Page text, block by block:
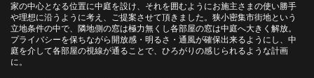
家の中心となる位置に中庭を設け、それを囲むようにお施主さまの使い勝手
や理想に沿うように考え、ご提案させて頂きました。狭小密集市街地という
立地条件の中で、隣地側の窓は極力無くし各部屋の窓は中庭へ大きく解放。
プライバシーを保ちながら開放感・明るさ・通風が確保出来るようにし、中
庭を介して各部屋の視線が通ることで、ひろがりの感じられるような計画
に。